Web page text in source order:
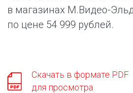
в магазинах М.Видео-
по цене 54 999 рублей.
Скачать в формате PDF
для просмотра